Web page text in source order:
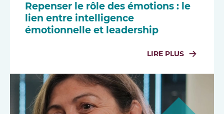
Repenser le rôle des émotions : le
lien entre intelligence
émotionnelle et leadership
LIRE PLUS